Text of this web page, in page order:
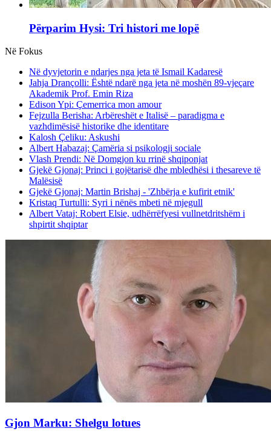
Përparim Hysi: Tri histori me lopë
Në Fokus
Në dyvjetorin e ndarjes nga jeta të Ismail Kadaresë
Jahja Drançolli: Është ndarë nga jeta në moshën 89-vjeçare
Akademik Prof. Emin Riza
Edison Ypi: Çemerrica mon amour
Fejzulla Berisha: Arbëreshët e Italisë – paradigma e
vazhdimësisë historike dhe identitare
Kalosh Çeliku: Askushi
Albert Habazaj: Çamëria si psikologji sociale
Vlash Prendi: Në Domgjon ku rrinë shqiponjat
Gjekë Gjonaj: Princi i gojëtarisë dhe mbledhësi i thesareve të
Malësisë
Gjekë Gjonaj: Martin Brishaj - 'Zhbërja e kufirit etnik'
Kristaq Turtulli: Syri i nënës mbeti në mjegull
Albert Vataj: Robert Elsie, udhërrëfyesi vullnetdritshëm i
shpirtit shqiptar
Gjon Marku: Shelgu lotues